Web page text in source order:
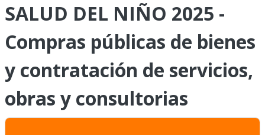
SALUD DEL NIÑO 2025 -
Compras públicas de bienes
y contratación de servicios,
obras y consultorias